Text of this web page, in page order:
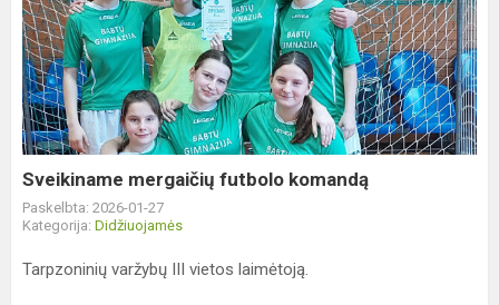
mergaičių
futbolo
komandą
Sveikiname mergaičių futbolo komandą
Paskelbta: 2026-01-27
Kategorija: Didžiuojamės
Tarpzoninių varžybų III vietos laimėtoją.